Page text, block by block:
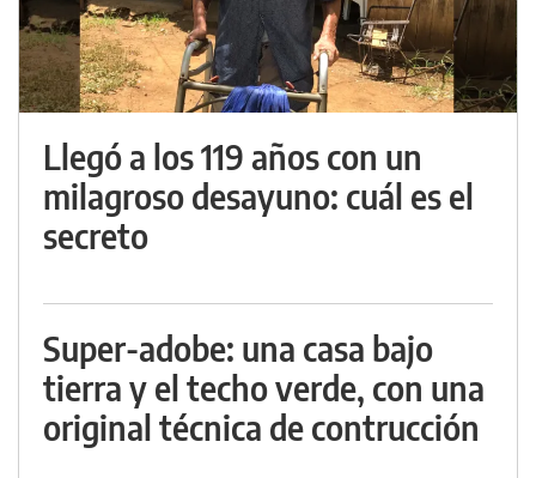
Llegó a los 119 años con un
milagroso desayuno: cuál es el
secreto
Super-adobe: una casa bajo
tierra y el techo verde, con una
original técnica de contrucción